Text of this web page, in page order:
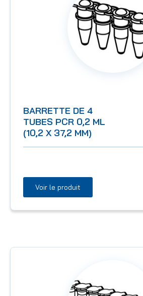
BARRETTE DE 4
TUBES PCR 0,2 ML
(10,2 X 37,2 MM)
Voir le produit